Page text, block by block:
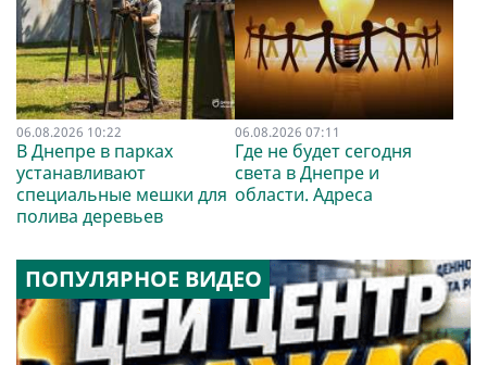
06.08.2026 10:22
В Днепре в парках
устанавливают
специальные мешки для
полива деревьев
06.08.2026 07:11
Где не будет сегодня
света в Днепре и
области. Адреса
ПОПУЛЯРНОЕ ВИДЕО